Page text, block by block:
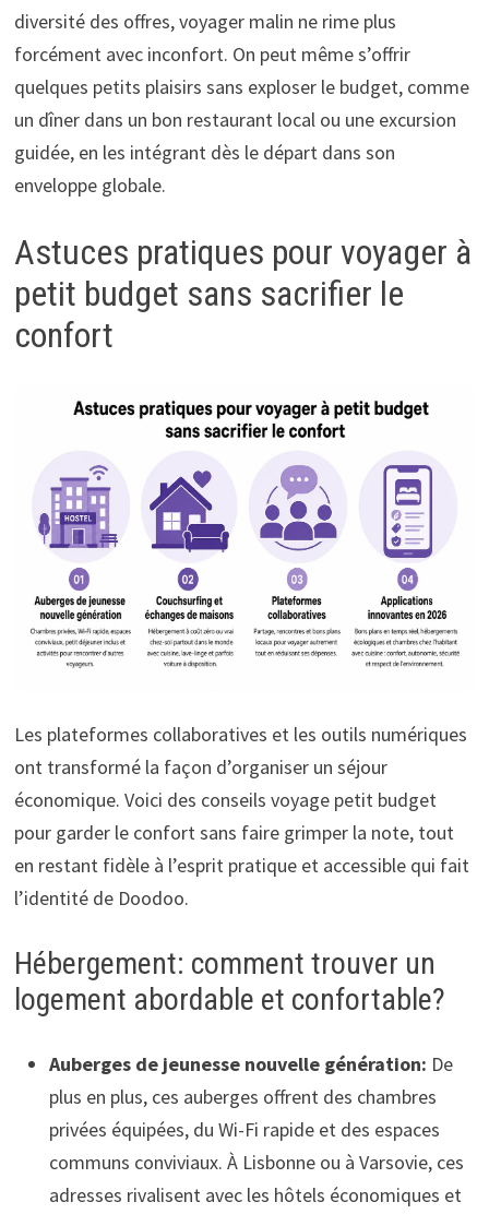
diversité des offres, voyager malin ne rime plus
forcément avec inconfort. On peut même s’offrir
quelques petits plaisirs sans exploser le budget, comme
un dîner dans un bon restaurant local ou une excursion
guidée, en les intégrant dès le départ dans son
enveloppe globale.
Astuces pratiques pour voyager à
petit budget sans sacrifier le
confort
Les plateformes collaboratives et les outils numériques
ont transformé la façon d’organiser un séjour
économique. Voici des conseils voyage petit budget
pour garder le confort sans faire grimper la note, tout
en restant fidèle à l’esprit pratique et accessible qui fait
l’identité de Doodoo.
Hébergement: comment trouver un
logement abordable et confortable?
Auberges de jeunesse nouvelle génération: De
plus en plus, ces auberges offrent des chambres
privées équipées, du Wi-Fi rapide et des espaces
communs conviviaux. À Lisbonne ou à Varsovie, ces
adresses rivalisent avec les hôtels économiques et